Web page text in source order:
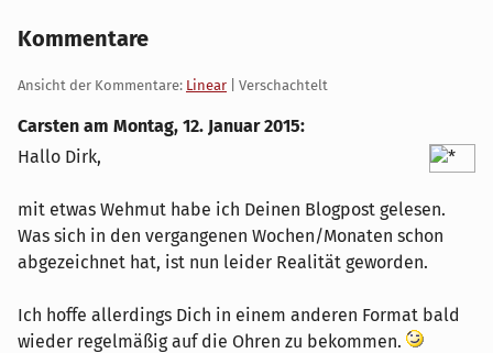
Kommentare
Ansicht der Kommentare: Linear | Verschachtelt
Carsten am Montag, 12. Januar 2015:
Hallo Dirk,
mit etwas Wehmut habe ich Deinen Blogpost gelesen.
Was sich in den vergangenen Wochen/Monaten schon
abgezeichnet hat, ist nun leider Realität geworden.
Ich hoffe allerdings Dich in einem anderen Format bald
wieder regelmäßig auf die Ohren zu bekommen.